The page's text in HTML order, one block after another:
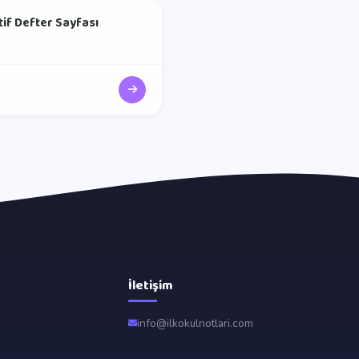
Defter Sayfası
İletişim
info@ilkokulnotlari.com